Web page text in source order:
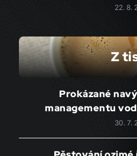
22. 8.
Z
Prokázané
managementu
30. 7.